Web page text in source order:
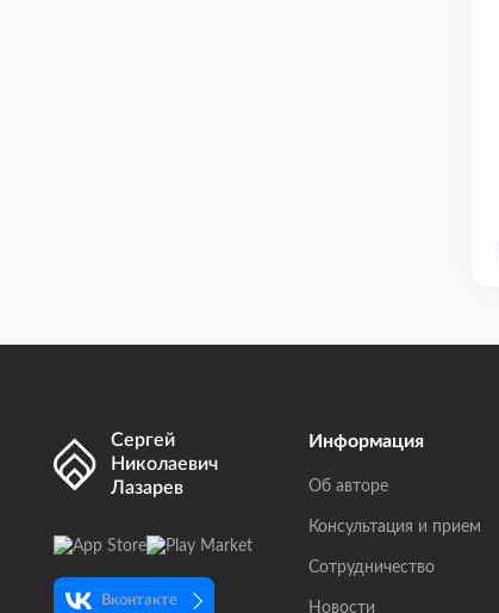
Сергей
Николаевич
Лазарев
Вконтакте
Информация
Об авторе
Консультация и прием
Сотрудничество
Новости